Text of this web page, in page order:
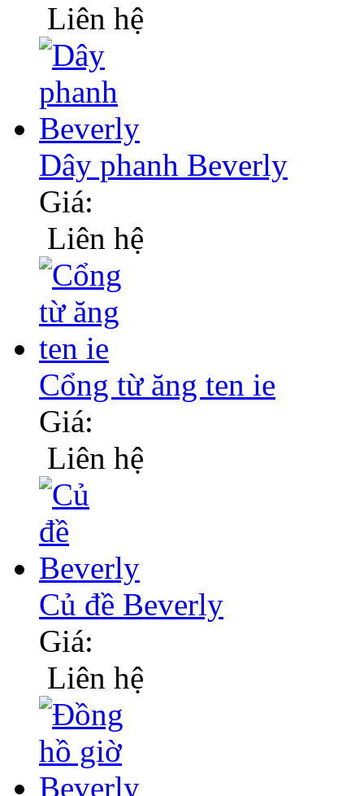
Liên hệ
Dây phanh Beverly
Giá:
Liên hệ
Cổng từ ăng ten ie
Giá:
Liên hệ
Củ đề Beverly
Giá:
Liên hệ